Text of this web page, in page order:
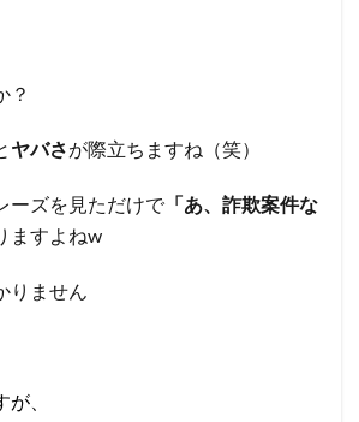
？
ヤバさが際立ちますね（笑）
ーズを見ただけで「あ、詐欺案件な
ますよねw
りません
、